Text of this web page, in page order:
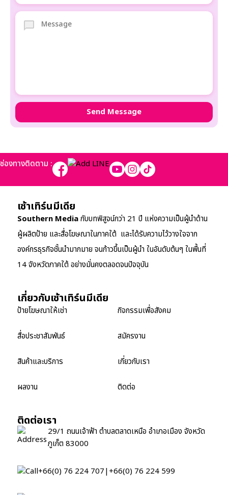
ช่องทางติดตาม :
เซ้าเทิร์นมีเดีย
Southern Mediaกับบทพิสูจน์กว่า 21 ปี แห่งความเป็นผู้นำด้าน
ผู้ผลิตป้าย และสื่อโฆษณาในภาคใต้ และได้รับความไว้วางใจจาก
องค์กรธุรกิจชั้นนำมากมาย จนก้าวขึ้นเป็นผู้นำ ในอันดับต้นๆ ในพื้นที่
14 จังหวัดภาคใต้ อย่างมั่นคงตลอดจนปัจจุบัน
เกี่ยวกับเซ้าเทิร์นมีเดีย
ป้ายโฆษณาให้เช่า
สื่อประชาสัมพันธ์
สินค้าและบริการ
ผลงาน
กิจกรรมเพื่อสังคม
สมัครงาน
เกี่ยวกับเรา
ติดต่อ
ติดต่อเรา
29/1 ถนนเจ้าฟ้า ตำบลตลาดเหนือ อำเภอเมือง จังหวัด
ภูเก็ต 83000
+66(0) 76 224 707|+66(0) 76 224 599